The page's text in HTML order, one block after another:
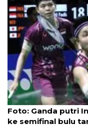
Foto
Foto: Ganda putri
ke semifinal bulu